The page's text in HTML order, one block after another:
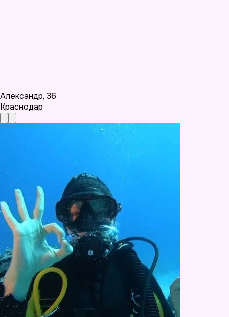
Александр, 36
Краснодар